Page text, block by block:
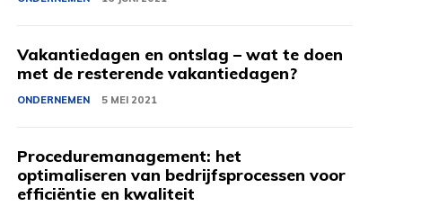
Vakantiedagen en ontslag – wat te doen
met de resterende vakantiedagen?
ONDERNEMEN 5 MEI 2021
Proceduremanagement: het
optimaliseren van bedrijfsprocessen voor
efficiëntie en kwaliteit